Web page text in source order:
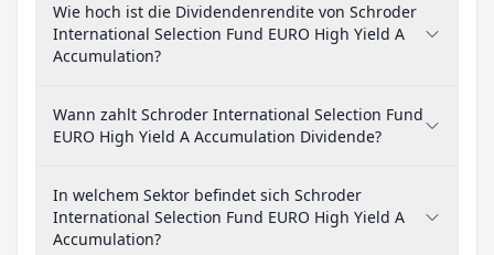
Wie hoch ist die Dividendenrendite von Schroder
International Selection Fund EURO High Yield A
Accumulation?
Wann zahlt Schroder International Selection Fund
EURO High Yield A Accumulation Dividende?
In welchem Sektor befindet sich Schroder
International Selection Fund EURO High Yield A
Accumulation?